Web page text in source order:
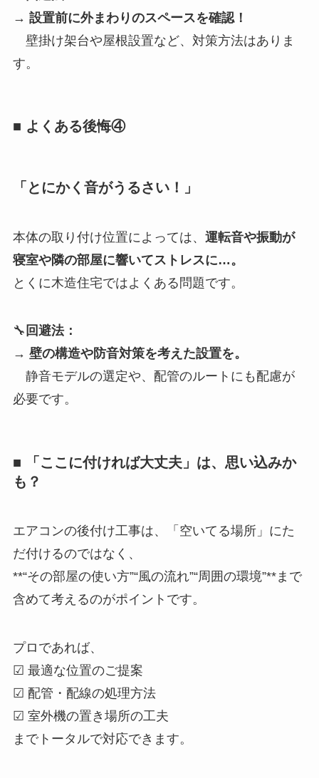
→ 設置前に外まわりのスペースを確認！
壁掛け架台や屋根設置など、対策方法はありま
す。
■ よくある後悔④
「とにかく音がうるさい！」
本体の取り付け位置によっては、 運転音や振動が
寝室や隣の部屋に響いてストレスに…。
とくに木造住宅ではよくある問題です。
🔧 回避法：
→ 壁の構造や防音対策を考えた設置を。
静音モデルの選定や、配管のルートにも配慮が
必要です。
■ 「ここに付ければ大丈夫」は、思い込みか
も？
エアコンの後付け工事は、「空いてる場所」にた
だ付けるのではなく、
**“その部屋の使い方”“風の流れ”“周囲の環境”**まで
含めて考えるのがポイントです。
プロであれば、
☑ 最適な位置のご提案
☑ 配管・配線の処理方法
☑ 室外機の置き場所の工夫
までトータルで対応できます。